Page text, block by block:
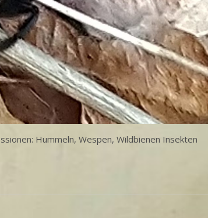
Hummeln, Wespen, Wildbienen Insekten